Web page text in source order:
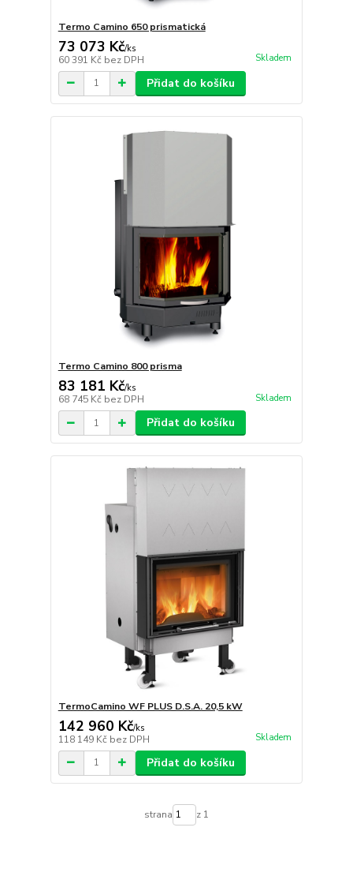
Termo Camino 650 prismatická
73 073 Kč/ks
60 391 Kč bez DPH Skladem
Přidat do košíku
Termo Camino 800 prisma
83 181 Kč/ks
68 745 Kč bez DPH Skladem
Přidat do košíku
TermoCamino WF PLUS D.S.A. 20,5 kW
142 960 Kč/ks
118 149 Kč bez DPH Skladem
Přidat do košíku
strana z 1